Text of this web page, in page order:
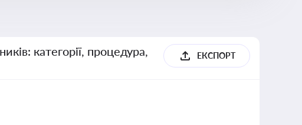
категорії, процедура,
ЕКСПОРТ